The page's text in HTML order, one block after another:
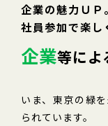
み
企業の魅力ＵＰ。
社員参加で楽し
企業等によ
いま、東京の緑
られています。